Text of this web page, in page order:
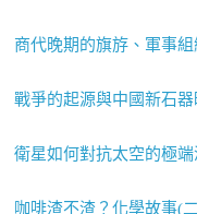
商代晚期的旗斿、軍事組
戰爭的起源與中國新石
衛星如何對抗太空的極
咖啡渣不渣？化學故事(